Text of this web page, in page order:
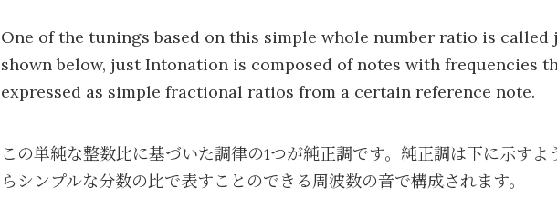
One of the tunings based on this simple whole number ratio is called
shown below, just Intonation is composed of notes with frequencies
expressed as simple fractional ratios from a certain reference note.
この単純な整数比に基づいた調律の1つが純正調です。純正調は下に示すよ
らシンプルな分数の比で表すことのできる周波数の音で構成されます。